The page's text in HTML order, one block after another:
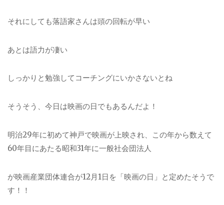
それにしても落語家さんは頭の回転が早い
あとは語力が凄い
しっかりと勉強してコーチングにいかさないとね
そうそう、今日は映画の日でもあるんだよ！
明治29年に初めて神戸で映画が上映され、この年から数えて
60年目にあたる昭和31年に一般社会団法人
が映画産業団体連合が12月1日を「映画の日」と定めたそうで
す！！